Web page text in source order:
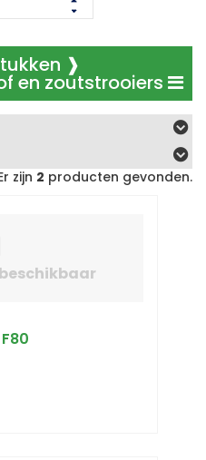
❱
en zoutstrooiers
zijn 2 producten gevonden.